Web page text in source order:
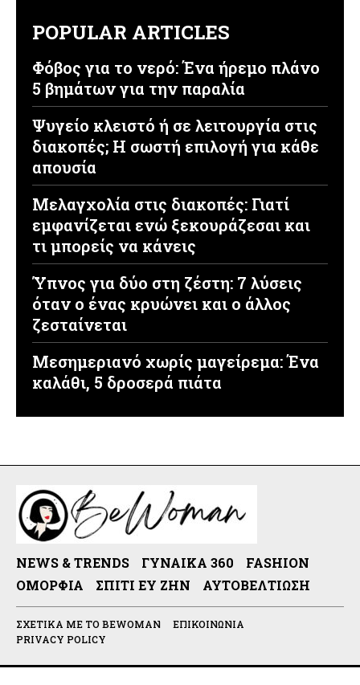
POPULAR ARTICLES
Φόβος για το νερό: Ένα ήρεμο πλάνο
5 βημάτων για την παραλία
Ψυγείο κλειστό ή σε λειτουργία στις
διακοπές; Η σωστή επιλογή για κάθε
απουσία
Μελαγχολία στις διακοπές: Γιατί
εμφανίζεται ενώ ξεκουράζεσαι και
τι μπορείς να κάνεις
Ύπνος για δύο στη ζέστη: 7 λύσεις
όταν ο ένας κρυώνει και ο άλλος
ζεσταίνεται
Μεσημεριανό χωρίς μαγείρεμα: Ένα
καλάθι, 5 δροσερά πιάτα
NEWS & TRENDS ΓΥΝΑΊΚΑ 360
FASHION
ΟΜΟΡΦΙΆ
ΣΠΊΤΙ ΕΥ ΖΗΝ ΑΥΤΟΒΕΛΤΊΩΣΗ
ΣΧΕΤΙΚΆ ΜΕ ΤΟ BEWOMAN
ΕΠΙΚΟΙΝΩΝΊΑ
PRIVACY POLICY